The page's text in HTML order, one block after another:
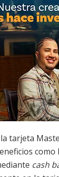
tarjeta
como
cash